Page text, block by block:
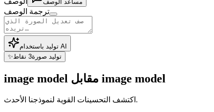
مساعد الوصف
ترجمة الوصف
توليد باستخدام AI
✨
توليد صورة3 نقاط
image model مقابل image model
اكتشف التحسينات القوية لنموذجنا الأحدث.